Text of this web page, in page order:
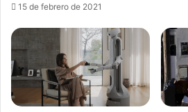
15 de febrero de 2021